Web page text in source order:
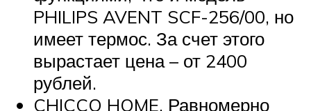
PHILIPS AVENT SCF-256/00, но
имеет термос. За счет этого
вырастает цена – от 2400
рублей.
CHICCO HOME. Равномерно